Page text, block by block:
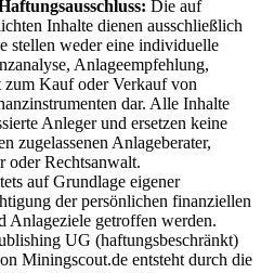
Die auf
Inhalte dienen ausschließlich
stellen weder eine individuelle
Anlageempfehlung,
Kauf oder Verkauf von
dar. Alle Inhalte
Anleger und ersetzen keine
zugelassenen Anlageberater,
oder Rechtsanwalt.
auf Grundlage eigener
der persönlichen finanziellen
Anlageziele getroffen werden.
UG (haftungsbeschränkt)
Miningscout.de entsteht durch die